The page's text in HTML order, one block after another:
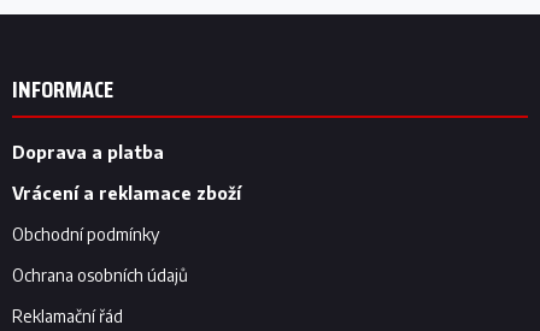
Z
INFORMACE
Doprava a platba
Vrácení a reklamace zboží
Obchodní podmínky
Ochrana osobních údajů
Reklamační řád